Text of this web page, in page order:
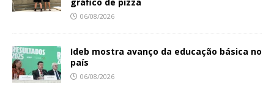
06/08/2026
Ideb mostra avanço da educação básica no
país
06/08/2026